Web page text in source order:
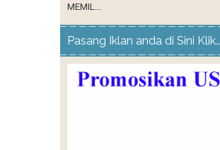
MEMIL...
Pasang Iklan anda di Sini Klik..